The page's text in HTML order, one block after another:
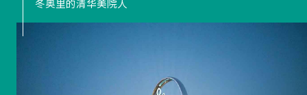
冬奥里的清华美院人